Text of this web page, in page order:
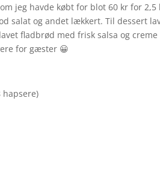
jeg havde købt for blot 60 kr for
salat og andet lækkert. Til dessert
fladbrød med frisk salsa og
for gæster 😀
hapsere)